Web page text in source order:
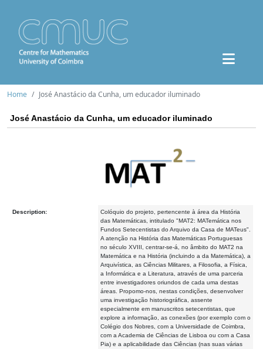
Home José Anastácio da Cunha, um educador iluminado
José Anastácio da Cunha, um educador iluminado
Description:
Colóquio do projeto, pertencente à área da História
das Matemáticas, intitulado "MAT2: MATemática nos
Fundos Setecentistas do Arquivo da Casa de MATeus".
A atenção na História das Matemáticas Portuguesas
no século XVIII, centrar-se-á, no âmbito do MAT2 na
Matemática e na História (incluindo a da Matemática), a
Arquivística, as Ciências Militares, a Filosofia, a Física,
a Informática e a Literatura, através de uma parceria
entre investigadores oriundos de cada uma destas
áreas. Propomo-nos, nestas condições, desenvolver
uma investigação historiográfica, assente
especialmente em manuscritos setecentistas, que
explore a informação, as conexões (por exemplo com o
Colégio dos Nobres, com a Universidade de Coimbra,
com a Academia de Ciências de Lisboa ou com a Casa
Pia) e a aplicabilidade das Ciências (nas suas várias